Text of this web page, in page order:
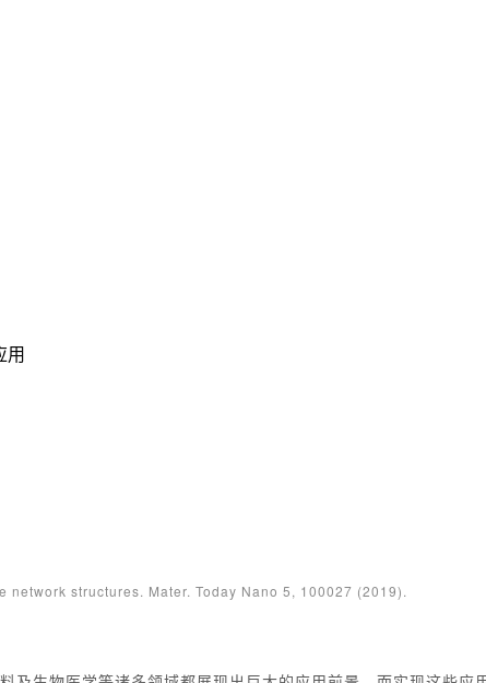
用
structures. Mater. Today Nano 5, 100027 (2019).